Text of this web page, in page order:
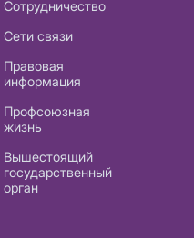
Сотрудничество
Сети связи
Правовая
информация
Профсоюзная
жизнь
Вышестоящий
государственный
орган